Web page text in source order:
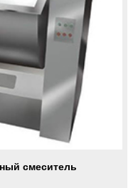
смеситель